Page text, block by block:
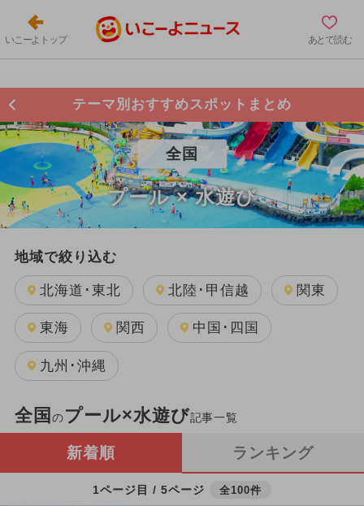
いこーよトップ あとで読む
テーマ別おすすめスポットまとめ
全国
プール × 水遊び
地域で絞り込む
北海道･東北 北陸･甲信越 関東
東海 関西 中国･四国
九州･沖縄
全国 のプール×水遊び記事一覧
新着順 ランキング
1ページ目 / 5ページ 全100件